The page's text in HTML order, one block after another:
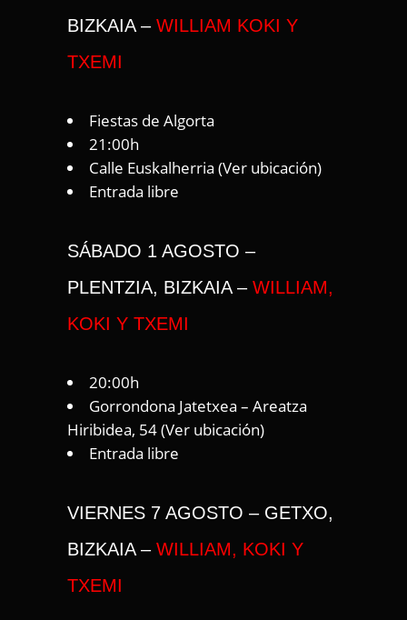
BIZKAIA – WILLIAM KOKI Y
TXEMI
Fiestas de Algorta
21:00h
Calle Euskalherria (Ver ubicación)
Entrada libre
SÁBADO 1 AGOSTO –
PLENTZIA, BIZKAIA – WILLIAM,
KOKI Y TXEMI
20:00h
Gorrondona Jatetxea – Areatza
Hiribidea, 54 (Ver ubicación)
Entrada libre
VIERNES 7 AGOSTO – GETXO,
BIZKAIA – WILLIAM, KOKI Y
TXEMI